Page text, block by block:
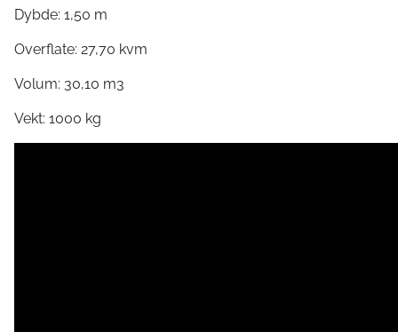
Dybde: 1,50 m
Overflate: 27,70 kvm
Volum: 30,10 m3
Vekt: 1000 kg